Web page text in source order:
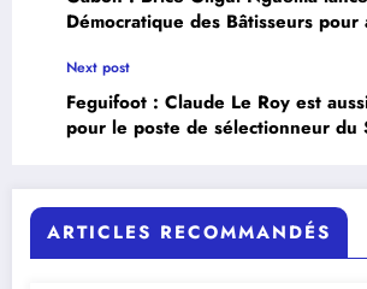
Démocratique des Bâtisseurs pour
Next post
Feguifoot : Claude Le Roy est
pour le poste de sélectionneur du
ARTICLES RECOMMANDÉS